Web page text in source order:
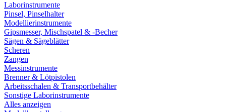
Laborinstrumente
Pinsel, Pinselhalter
Modellierinstrumente
Gipsmesser, Mischspatel & -Becher
Sägen & Sägeblätter
Scheren
Zangen
Messinstrumente
Brenner & Lötpistolen
Arbeitsschalen & Transportbehälter
Sonstige Laborinstrumente
Alles anzeigen